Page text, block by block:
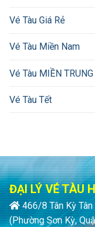
Vé Tàu Giá Rẻ
Vé Tàu Miền Nam
Vé Tàu MIỀN
Vé Tàu Tết
ĐẠI LÝ VÉ TÀU
466/8 Tân Kỳ Tân
(Phường Sơn Kỳ,